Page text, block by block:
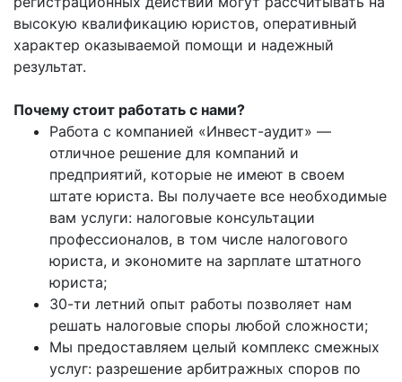
высокую квалификацию юристов, оперативный
характер оказываемой помощи и надежный
результат.
Почему стоит работать с нами?
Работа с компанией «Инвест-аудит» —
отличное решение для компаний и
предприятий, которые не имеют в своем
штате юриста. Вы получаете все необходимые
вам услуги: налоговые консультации
профессионалов, в том числе налогового
юриста, и экономите на зарплате штатного
юриста;
30-ти летний опыт работы позволяет нам
решать налоговые споры любой сложности;
Мы предоставляем целый комплекс смежных
услуг: разрешение арбитражных споров по